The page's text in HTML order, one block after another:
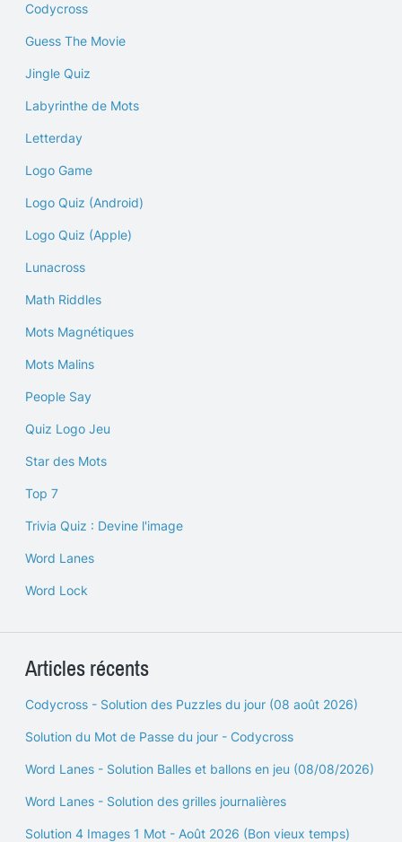
Codycross
Guess The Movie
Jingle Quiz
Labyrinthe de Mots
Letterday
Logo Game
Logo Quiz (Android)
Logo Quiz (Apple)
Lunacross
Math Riddles
Mots Magnétiques
Mots Malins
People Say
Quiz Logo Jeu
Star des Mots
Top 7
Trivia Quiz : Devine l'image
Word Lanes
Word Lock
Articles récents
Codycross - Solution des Puzzles du jour (08 août 2026)
Solution du Mot de Passe du jour - Codycross
Word Lanes - Solution Balles et ballons en jeu (08/08/2026)
Word Lanes - Solution des grilles journalières
Solution 4 Images 1 Mot - Août 2026 (Bon vieux temps)